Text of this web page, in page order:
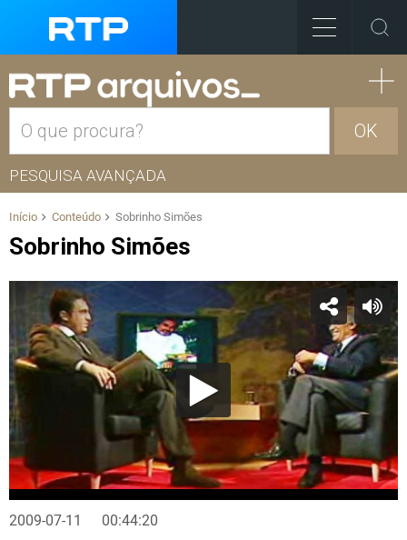
OK
PESQUISA AVANÇADA
Início Conteúdo Sobrinho Simões
Sobrinho Simões
2009-07-11 00:44:20